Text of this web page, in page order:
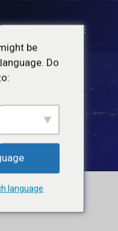
Menú
be
Do
language